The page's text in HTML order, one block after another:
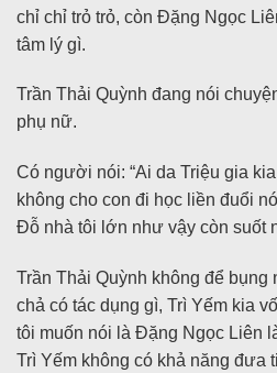
chỉ chỉ trỏ trỏ, còn Đặng Ngọc
tâm lý gì.
Trần Thải Quỳnh đang nói
phụ nữ.
Có người nói: “Ai da Triệu gia
không cho con đi học liền đuổi
Đỗ nhà tôi lớn như vậy còn suốt
Trần Thải Quỳnh không để bụng
chả có tác dụng gì, Trì Yếm kia
tôi muốn nói là Đặng Ngọc Liên
Trì Yếm không có khả năng đưa